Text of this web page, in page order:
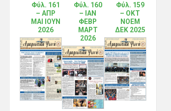
Φύλ. 161
– ΑΠΡ
ΜΑΙ ΙΟΥΝ
2026
Φύλ. 160
– ΙΑΝ
ΦΕΒΡ
ΜΑΡΤ
2026
Φύλ. 159
– ΟΚΤ
ΝΟΕΜ
ΔΕΚ 2025